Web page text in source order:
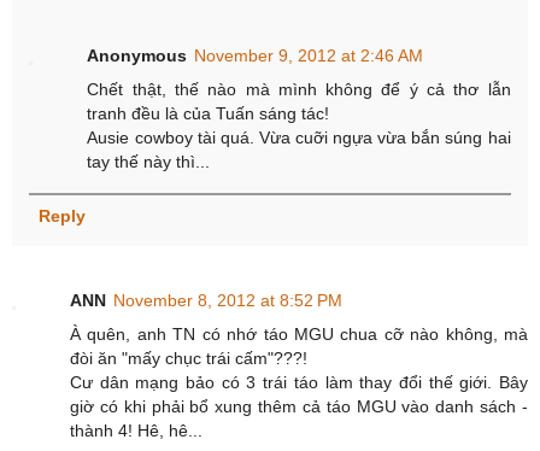
Anonymous November 9, 2012 at 2:46 AM
Chết thật, thế nào mà mình không để ý cả thơ lẫn
tranh đều là của Tuấn sáng tác!
Ausie cowboy tài quá. Vừa cuỡi ngựa vừa bắn súng hai
tay thế này thì...
Reply
ANN November 8, 2012 at 8:52 PM
À quên, anh TN có nhớ táo MGU chua cỡ nào không, mà
đòi ăn "mấy chục trái cấm"???!
Cư dân mạng bảo có 3 trái táo làm thay đổi thế giới. Bây
giờ có khi phải bổ xung thêm cả táo MGU vào danh sách -
thành 4! Hê, hê...